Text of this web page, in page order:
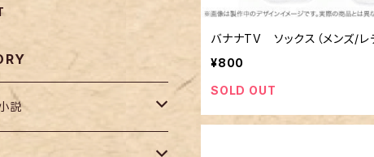
バナナTV ソックス（メンズ/レ
¥800
SOLD OUT
説